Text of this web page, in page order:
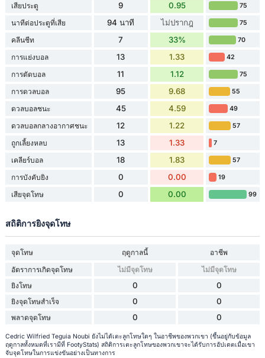
เสียประตู
9 0.95 75
นาทีต่อประตูที่เสีย 94 นาที ไม่ปรากฎ 75
คลีนชีท 7 33% 70
การแย่งบอล 13 1.33 42
การตัดบอล 11 1.12 75
การดวลบอล 95 9.68 55
ดวลบอลชนะ 45 4.59 49
ดวลบอลกลางอากาศชนะ 12 1.22 57
ถูกเลี้ยงหลบ 13 1.33 7
เคลียร์บอล 18 1.83 57
การบังคับยิง 0 0.00 19
เสียจุดโทษ 0 0.00 99
สถิติการยิงจุดโทษ
จุดโทษ ฤดูกาลนี้
อาชีพ
อัตราการเกิดจุดโทษ
ไม่มีจุดโทษ
ไม่มีจุดโทษ
ยิงโทษ
0 0
ยิงจุดโทษสำเร็จ 0 0
พลาดจุดโทษ 0 0
Cedric Wilfried Teguia Noubi ยังไม่ได้เตะลูกโทษใดๆ ในอาชีพของพวกเขา (ขึ้นอยู่กับข้อมูล
ฤดูกาลทั้งหมดที่เรามีที่ FootyStats) สถิติการเตะลูกโทษของพวกเขาจะได้รับการอัปเดตเมื่อเขา
จับจุดโทษในการแข่งขันอย่างเป็นทางการ